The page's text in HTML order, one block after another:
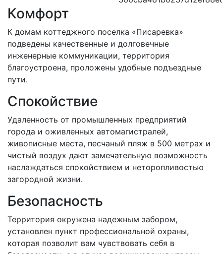
Комфорт
К домам коттеджного поселка «Писаревка»
подведены качественные и долговечные
инженерные коммуникации, территория
благоустроена, проложены удобные подъездные
пути.
Спокойствие
Удаленность от промышленных предприятий
города и оживленных автомагистралей,
живописные места, песчаный пляж в 500 метрах и
чистый воздух дают замечательную возможность
наслаждаться спокойствием и неторопливостью
загородной жизни.
Безопасность
Территория окружена надежным забором,
установлен пункт профессиональной охраны,
которая позволит вам чувствовать себя в